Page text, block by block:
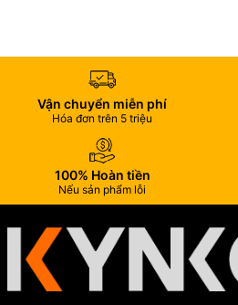
Vận chuyển miễn phí
Hóa đơn trên 5 triệu
100% Hoàn tiền
Nếu sản phẩm lỗi